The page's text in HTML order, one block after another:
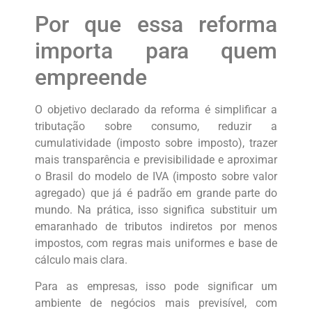
Por que essa reforma
importa para quem
empreende
O objetivo declarado da reforma é simplificar a
tributação sobre consumo, reduzir a
cumulatividade (imposto sobre imposto), trazer
mais transparência e previsibilidade e aproximar
o Brasil do modelo de IVA (imposto sobre valor
agregado) que já é padrão em grande parte do
mundo. Na prática, isso significa substituir um
emaranhado de tributos indiretos por menos
impostos, com regras mais uniformes e base de
cálculo mais clara.
Para as empresas, isso pode significar um
ambiente de negócios mais previsível, com